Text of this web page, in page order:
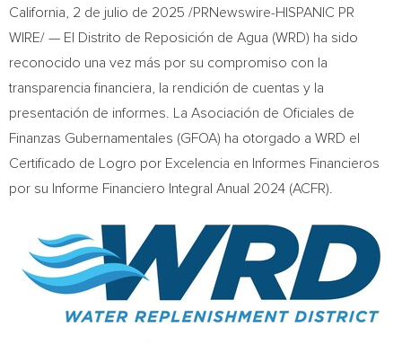
California
2 de julio de 2025 /PRNewswire-HISPANIC PR
WIRE/ — El Distrito de Reposición de Agua (WRD) ha sido
reconocido una vez más por su compromiso con la
transparencia financiera, la rendición de cuentas y la
presentación de informes. La Asociación de Oficiales de
Finanzas Gubernamentales (GFOA) ha otorgado a WRD el
Certificado de Logro por Excelencia en Informes Financieros
por su Informe Financiero Integral Anual 2024 (ACFR).